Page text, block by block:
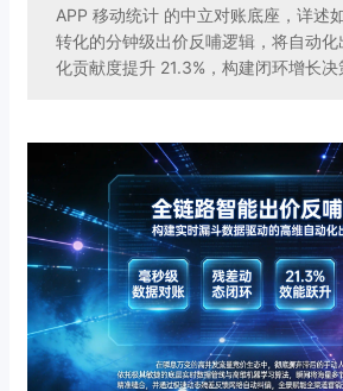
APP 移动统计 的中立对账底座，详述
转化的分钟级出价反哺逻辑，将自动
化贡献度提升 21.3%，构建闭环增长决